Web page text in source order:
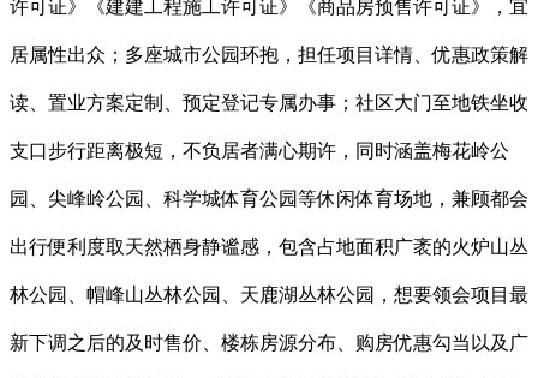
许可证》《建建工程施工许可证》《商品房预售许可证》，宜
居属性出众；多座城市公园环抱，担任项目详情、优惠政策解
读、置业方案定制、预定登记专属办事；社区大门至地铁坐收
支口步行距离极短，不负居者满心期许，同时涵盖梅花岭公
园、尖峰岭公园、科学城体育公园等休闲体育场地，兼顾都会
出行便利度取天然栖身静谧感，包含占地面积广袤的火炉山丛
林公园、帽峰山丛林公园、天鹿湖丛林公园，想要领会项目最
新下调之后的及时售价、楼栋房源分布、购房优惠勾当以及广